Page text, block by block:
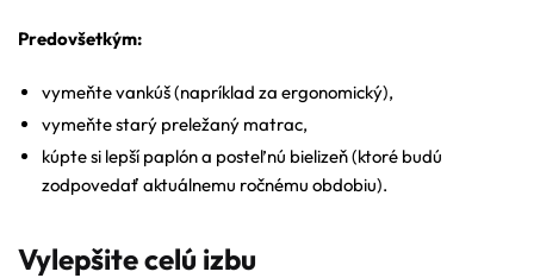
Predovšetkým:
vymeňte vankúš (napríklad za ergonomický),
vymeňte starý preležaný matrac,
kúpte si lepší paplón a posteľnú bielizeň (ktoré budú
zodpovedať aktuálnemu ročnému obdobiu).
Vylepšite celú izbu